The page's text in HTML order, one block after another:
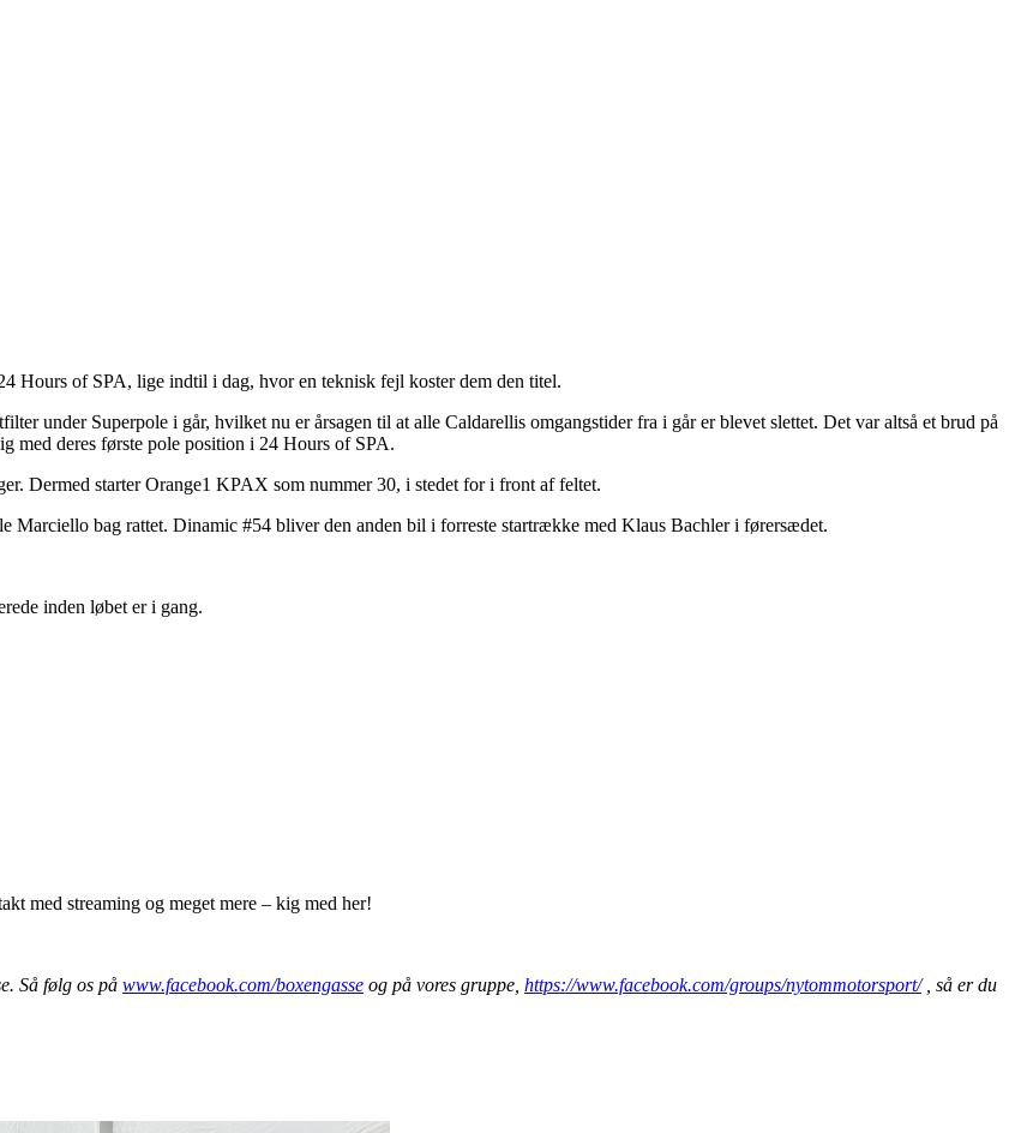
Hours of SPA, lige indtil i dag, hvor en teknisk fejl koster dem den titel.
under Superpole i går, hvilket nu er årsagen til at alle Caldarellis omgangstider fra i går er blevet slettet. Det var altså et brud på
med deres første pole position i 24 Hours of SPA.
Dermed starter Orange1 KPAX som nummer 30, i stedet for i front af feltet.
bag rattet. Dinamic #54 bliver den anden bil i forreste startrække med Klaus Bachler i førersædet.
inden løbet er i gang.
med streaming og meget mere – kig med her!
Så følg os på www.facebook.com/boxengasse og på vores gruppe, https://www.facebook.com/groups/nytommotorsport/, så er du